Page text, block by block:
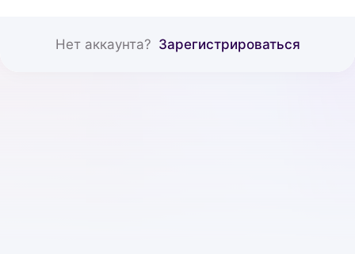
Нет аккаунта? Зарегистрироваться